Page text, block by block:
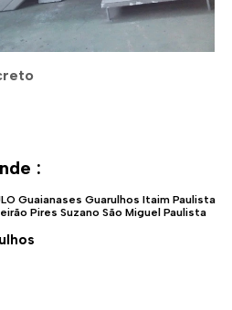
:
Guaianases Guarulhos Itaim Paulista
Pires Suzano São Miguel Paulista